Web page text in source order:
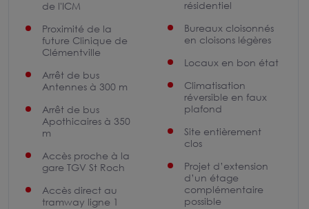
de l'ICM
Proximité de la
future Clinique de
Clémentville
Arrêt de bus
Antennes à 300 m
Arrêt de bus
Apothicaires à 350
m
Accès proche à la
gare TGV St Roch
Accès direct au
tramway ligne 1
résidentiel
Bureaux cloisonnés
en cloisons légères
Locaux en bon état
Climatisation
réversible en faux
plafond
Site entièrement
clos
Projet d’extension
d’un étage
complémentaire
possible